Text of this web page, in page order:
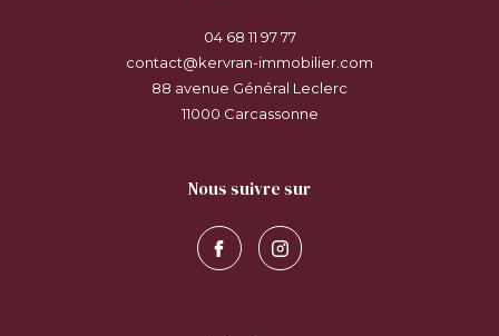
04 68 11 97 77
contact@kervran-immobilier.com
88 avenue Général Leclerc
11000
carcassonne
nous suivre sur